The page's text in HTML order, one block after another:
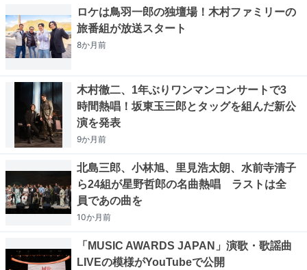
ロケは鳥羽一郎の独壇場！木村ファミリーの
旅番組が放送スタート
8か月前
木村徹二、1年ぶりワンマンコンサートで3
時間熱唱！坂東玉三郎とタッグを組んだ新公
演を発表
9か月前
北島三郎、小林旭、里見浩太朗、水前寺清子
ら24組が星野哲郎の名曲熱唱 ラストは全
員であの曲を
10か月前
「MUSIC AWARDS JAPAN」演歌・歌謡曲
LIVEの模様がYouTubeで公開